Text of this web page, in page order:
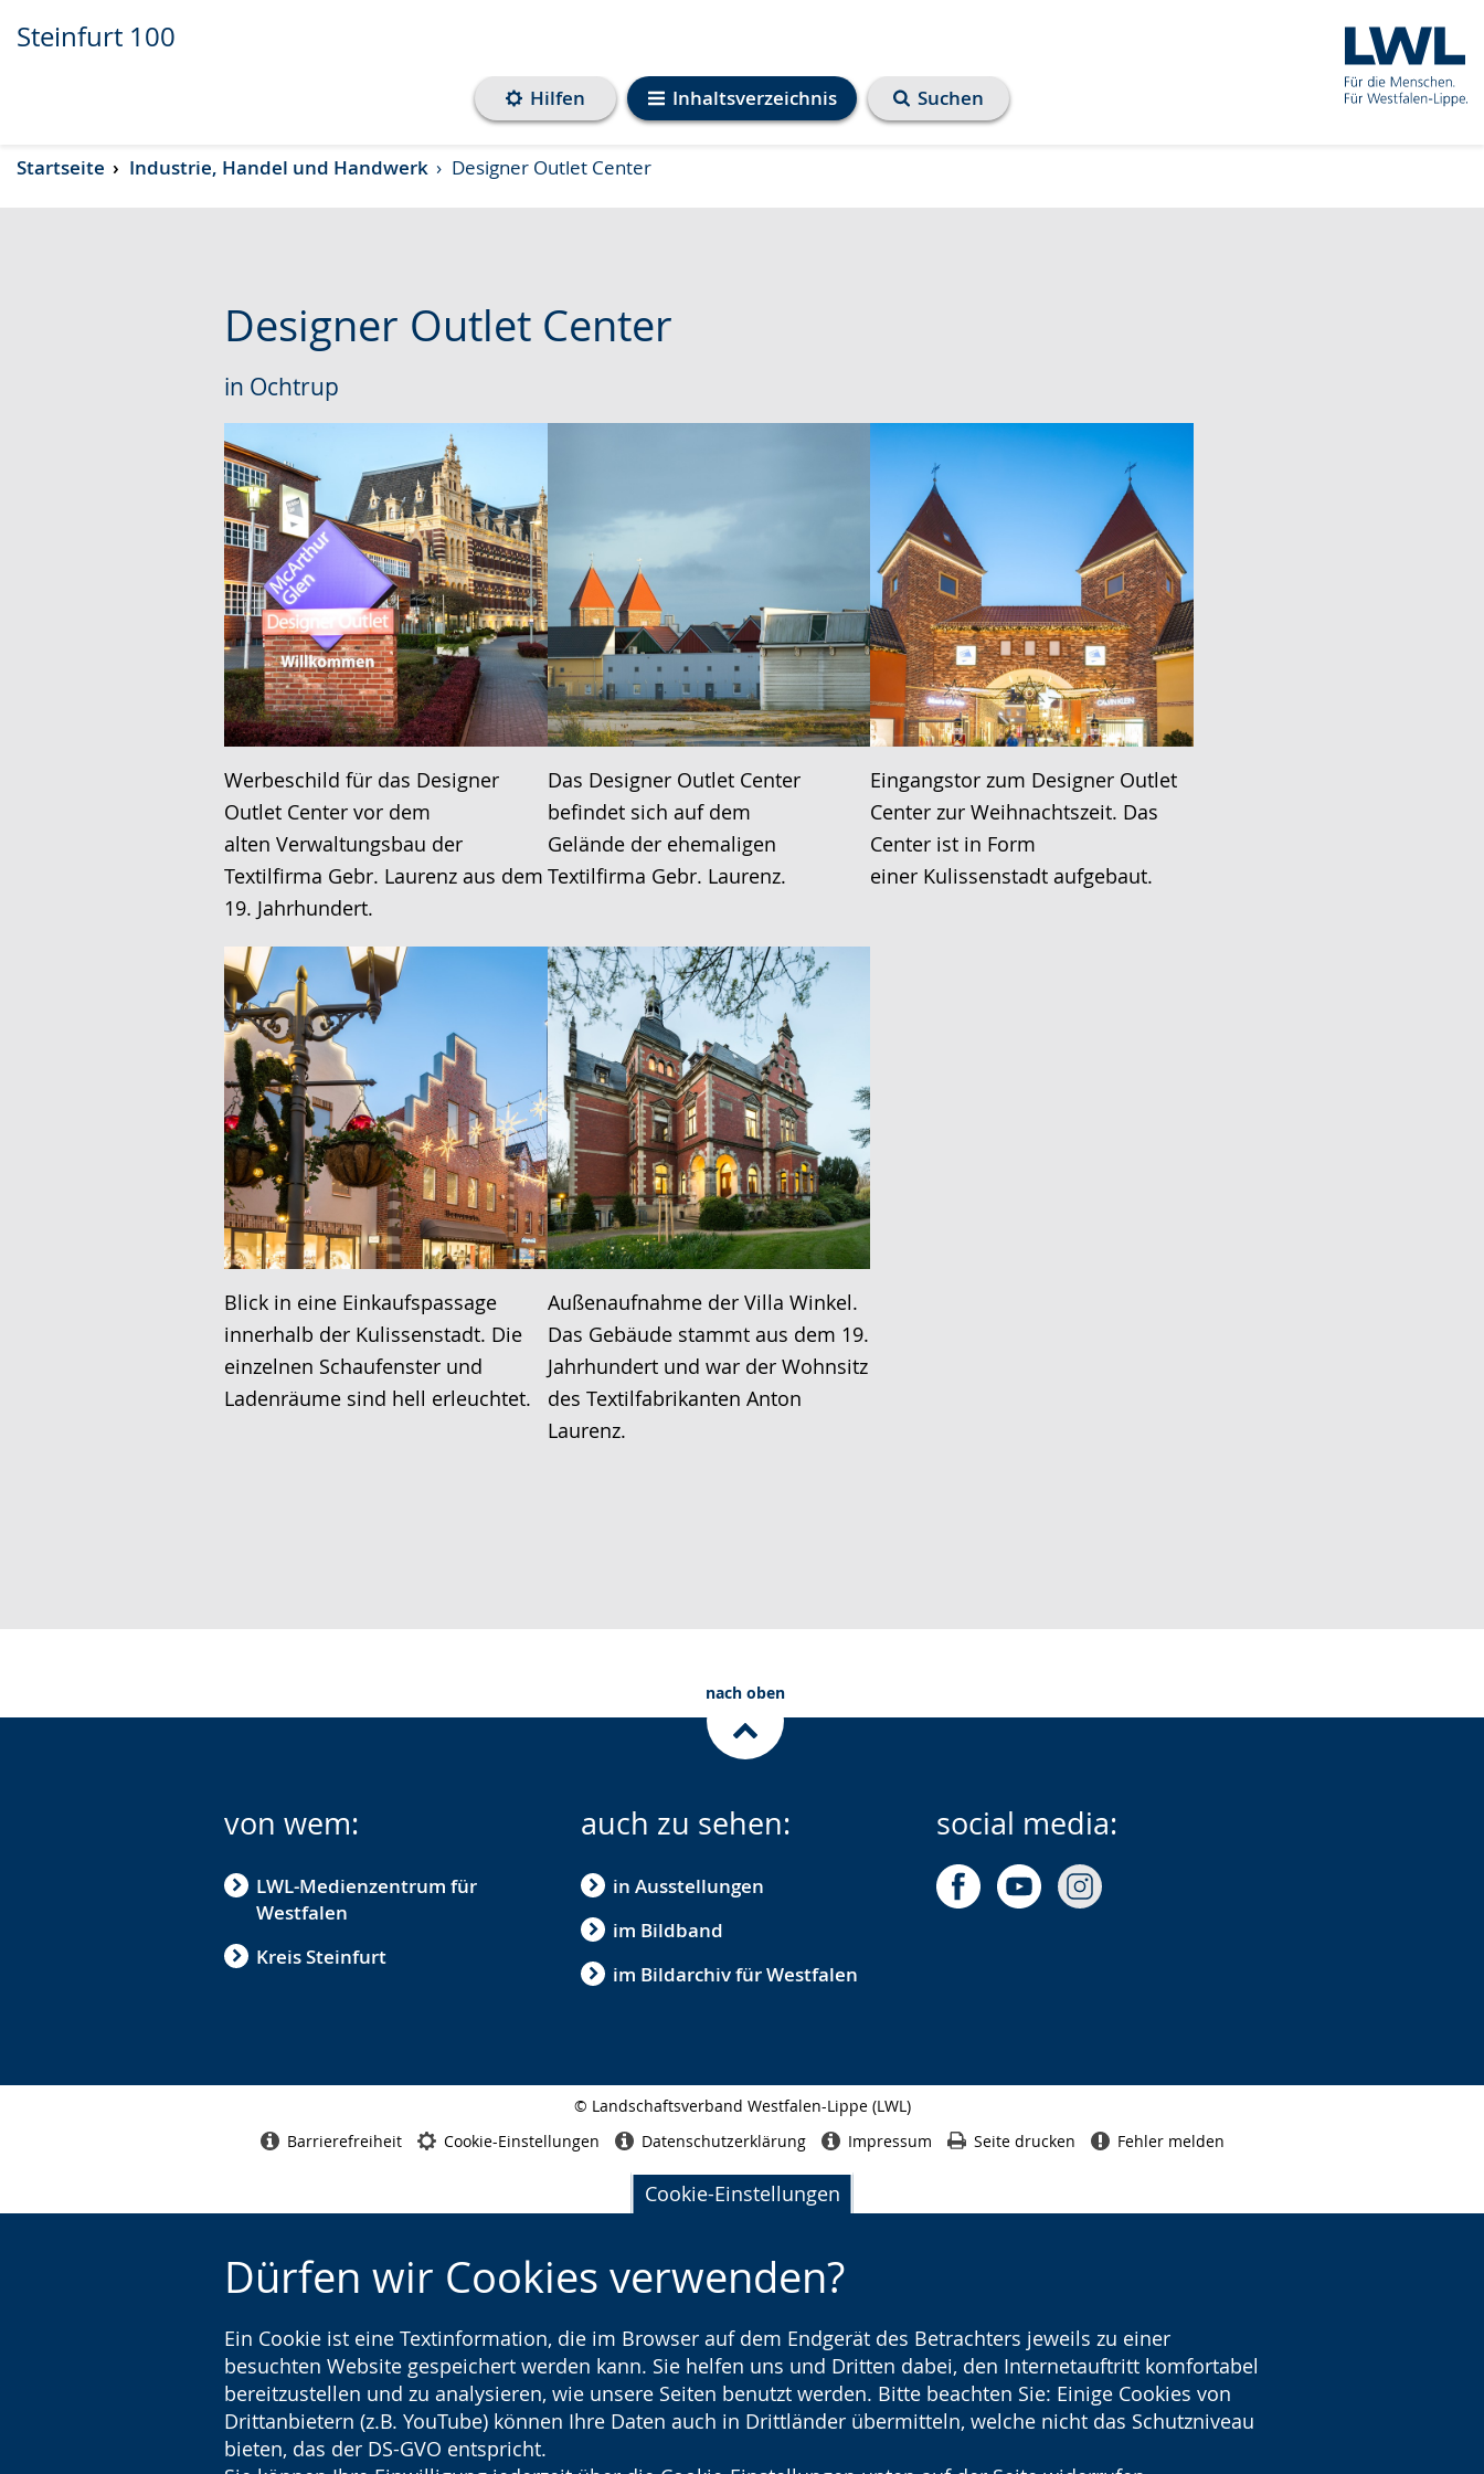
Transkript anzeigen
Abspielen
Pausieren
Steinfurt 100
Inhaltsverzeichnis
Hilfen Suchen
Cookie-Einstellungen
Dürfen wir Cookies verwenden?
Ein Cookie ist eine Textinformation, die im Browser auf dem Endgerät des Betrachters jeweils zu einer
besuchten Website gespeichert werden kann. Sie helfen uns und Dritten dabei, den Internetauftritt komfortabel
bereitzustellen und zu analysieren, wie unsere Seiten benutzt werden. Bitte beachten Sie: Einige Cookies von
Drittanbietern (z.B. YouTube) können Ihre Daten auch in Drittländer übermitteln, welche nicht das Schutzniveau
bieten, das der DS-GVO entspricht.
Startseite Industrie, Handel und Handwerk Designer Outlet Center
Designer Outlet Center
in Ochtrup
Werbeschild für das Designer
Outlet Center vor dem
alten Verwaltungsbau der
Textilfirma Gebr. Laurenz aus dem
19. Jahrhundert.
Das Designer Outlet Center
befindet sich auf dem
Gelände der ehemaligen
Textilfirma Gebr. Laurenz.
Eingangstor zum Designer Outlet
Center zur Weihnachtszeit. Das
Center ist in Form
einer Kulissenstadt aufgebaut.
Blick in eine Einkaufspassage
innerhalb der Kulissenstadt. Die
einzelnen Schaufenster und
Ladenräume sind hell erleuchtet.
Außenaufnahme der Villa Winkel.
Das Gebäude stammt aus dem 19.
Jahrhundert und war der Wohnsitz
des Textilfabrikanten Anton
Laurenz.
nach oben
von wem:
LWL-Medienzentrum für
Westfalen
Kreis Steinfurt
auch zu sehen:
in Ausstellungen
im Bildband
im Bildarchiv für Westfalen
social media:
© Landschaftsverband Westfalen-Lippe (LWL)
Barrierefreiheit Cookie-Einstellungen Datenschutzerklärung Impressum Seite drucken Fehler melden